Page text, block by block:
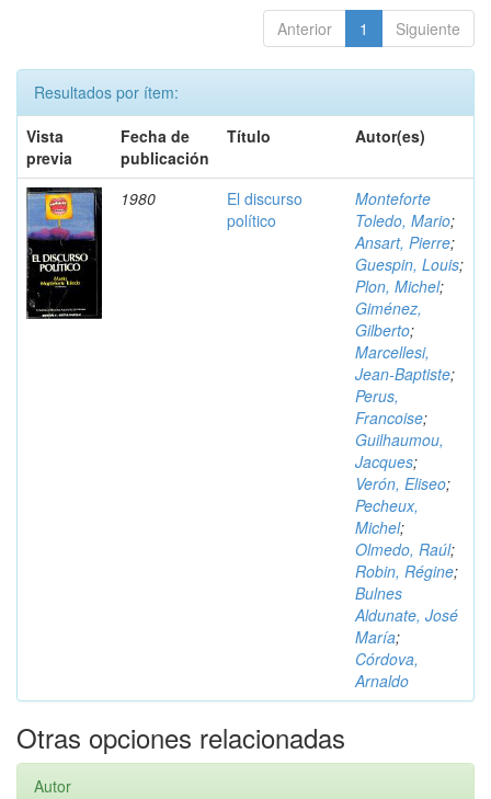
Anterior 1 Siguiente
Resultados por ítem:
Vista
previa
Fecha de
publicación
Título Autor(es)
1980
El discurso
político
Monteforte
Toledo, Mario;
Ansart, Pierre;
Guespin, Louis;
Plon, Michel;
Giménez,
Gilberto;
Marcellesi,
Jean-Baptiste;
Perus,
Francoise;
Guilhaumou,
Jacques;
Verón, Eliseo;
Pecheux,
Michel;
Olmedo, Raúl;
Robin, Régine;
Bulnes
Aldunate, José
María;
Córdova,
Arnaldo
Otras opciones relacionadas
Autor